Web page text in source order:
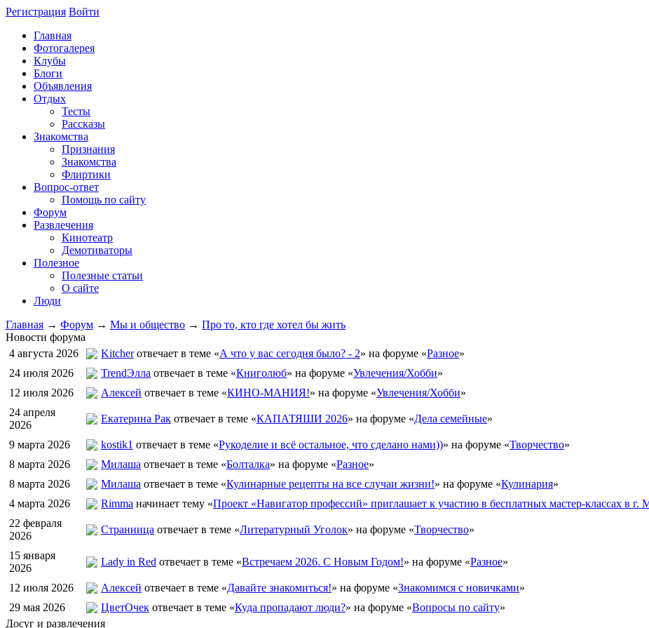
Регистрация Войти
Главная
Фотогалерея
Клубы
Блоги
Объявления
Отдых
Тесты
Рассказы
Знакомства
Признания
Знакомства
Флиртики
Вопрос-ответ
Помощь по сайту
Форум
Развлечения
Кинотеатр
Демотиваторы
Полезное
Полезные статьи
О сайте
Люди
Главная → Форум → Мы и общество → Про то, кто где хотел бы жить
Новости форума
4 августа 2026
Kitcherотвечает в теме «А что у вас сегодня было? - 2» на форуме «Разное»
24 июля 2026
TrendЭлла отвечает в теме «Книголюб» на форуме «Увлечения/Хобби»
12 июля 2026
Алексей отвечает в теме «КИНО-МАНИЯ!» на форуме «Увлечения/Хобби»
24 апреля
2026
Екатерина Рак отвечает в теме «КАПАТЯШИ 2026» на форуме «Дела семейные»
9 марта 2026 kostik1 отвечает в теме «Рукоделие и всё остальное, что сделано нами))» на форуме «Творчество»
8 марта 2026
Милаша отвечает в теме «Болталка» на форуме «Разное»
8 марта 2026
Милаша отвечает в теме «Кулинарные рецепты на все случаи жизни!» на форуме «Кулинария»
4 марта 2026
Rimma начинает тему «Проект «Навигатор профессий» приглашает к участию в бесплатных мастер-классах в г.
22 февраля
2026
Странница отвечает в теме «Литературный Уголок» на форуме «Творчество»
15 января
2026
Lady in Red отвечает в теме «Встречаем 2026. С Новым Годом!» на форуме «Разное»
12 июля 2026 Алексей отвечает в теме «Давайте знакомиться!» на форуме «Знакомимся с новичками»
29 мая 2026
ЦветOчек отвечает в теме «Куда пропадают люди?» на форуме «Вопросы по сайту»
Досуг и развлечения